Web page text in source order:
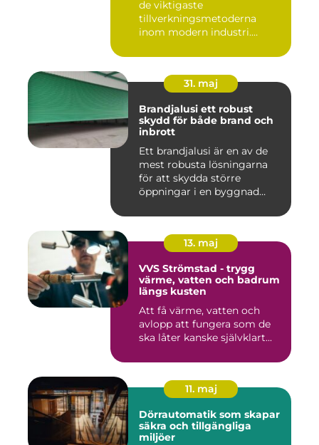
de viktigaste
tillverkningsmetoderna
inom modern industri.
31. maj
Brandjalusi ett robust
skydd för både brand och
inbrott
Ett brandjalusi är en av de
mest robusta lösningarna
för att skydda större
öppningar i en byggnad
13. maj
VVS Strömstad - trygg
värme, vatten och badrum
längs kusten
Att få värme, vatten och
avlopp att fungera som de
ska låter kanske självklart...
11. maj
Dörrautomatik som skapar
säkra och tillgängliga
miljöer